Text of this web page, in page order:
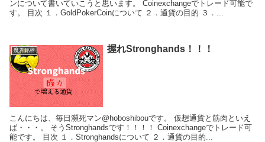
ンについて書いていこうと思います。 Coinexchangeでトレード可能で
す。 目次 １．GoldPokerCoinについて ２．通貨の目的 ３．...
魔界銘柄 握れStronghands！！！
こんにちは、毎日瀕死マン@hoboshibouです。 仮想通貨と筋肉といえ
ば・・・。 そうStronghandsです！！！！ Coinexchangeでトレード可
能です。 目次 １．Stronghandsについて ２．通貨の目的...